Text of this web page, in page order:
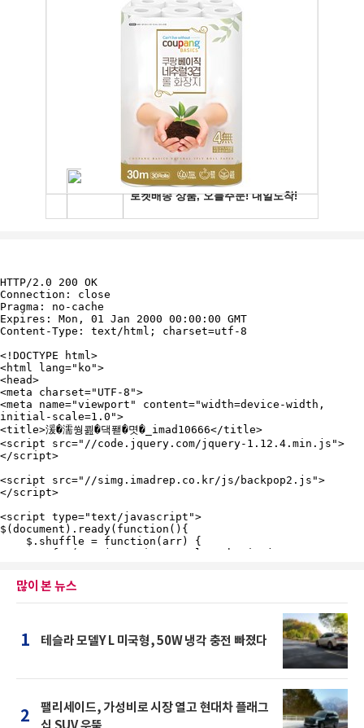
많이 본 뉴스
1 테슬라 모델Y L 미국형, 50W 냉각 충전 빠졌다
2
팰리세이드, 가성비로 시장 열고 현대차 플래그